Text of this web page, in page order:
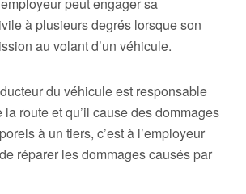
peut engager sa
à plusieurs degrés lorsque son
au volant d’un véhicule.
du véhicule est responsable
la route et qu’il cause des dommages
à un tiers, c’est à l’employeur
réparer les dommages causés par